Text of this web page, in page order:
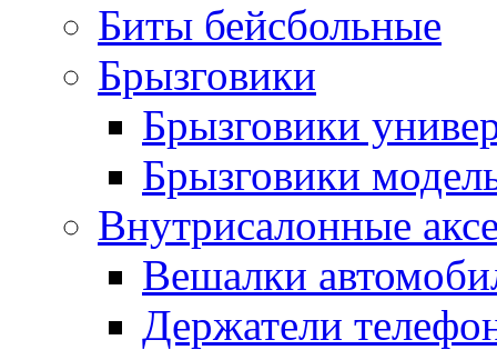
Биты бейсбольные
Брызговики
Брызговики
Брызговики
Внутрисалонные
Вешалки
Держатели